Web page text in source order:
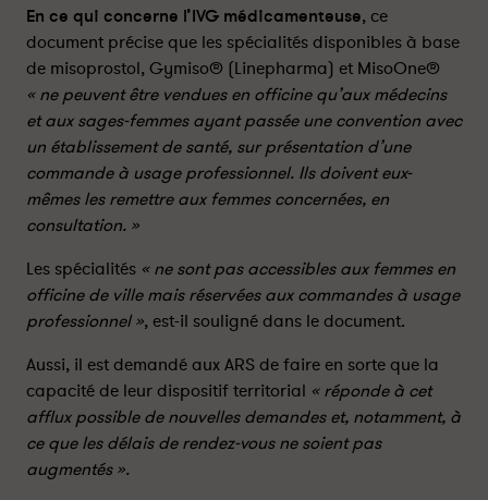
c
i
a
l
s
a
t
i
o
d
u
C
t
o
t
e
c
c
i
a
s
a
t
i
o
d
u
C
t
o
t
e
c
En ce qui concerne l’IVG médicamenteuse, ce
document précise que les spécialités disponibles à base
de misoprostol, Gymiso® (Linepharma) et MisoOne®
« ne peuvent être vendues en officine qu’aux médecins
et aux sages-femmes ayant passée une convention avec
un établissement de santé, sur présentation d’une
commande à usage professionnel. Ils doivent eux-
mêmes les remettre aux femmes concernées, en
consultation. »
Les spécialités « ne sont pas accessibles aux femmes en
officine de ville mais réservées aux commandes à usage
professionnel », est-il souligné dans le document.
Aussi, il est demandé aux ARS de faire en sorte que la
capacité de leur dispositif territorial « réponde à cet
afflux possible de nouvelles demandes et, notamment, à
ce que les délais de rendez-vous ne soient pas
augmentés ».